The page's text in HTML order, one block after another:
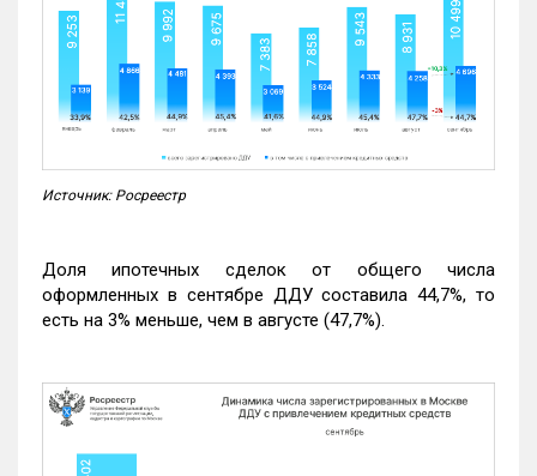
Источник: Росреестр
Доля ипотечных сделок от общего числа
оформленных в сентябре ДДУ составила 44,7%, то
есть на 3% меньше, чем в августе (47,7%).